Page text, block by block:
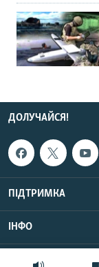
ДОЛУЧАЙСЯ!
ПІДТРИМКА
ІНФО